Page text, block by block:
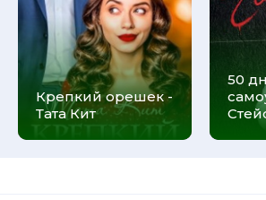
Крепкий орешек -
Тата Кит
50